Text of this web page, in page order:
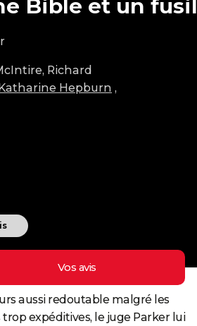
Bible et un fusil
Richard
Hepburn ,
Vos avis
aussi redoutable malgré les
expéditives, le juge Parker lui